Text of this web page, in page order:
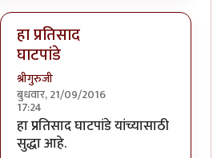
हा प्रतिसाद
घाटपांडे
श्रीगुरुजी
बुधवार, 21/09/2016
17:24
In reply toOk. Sorry. नारळाची शेंडी व
हा प्रतिसाद घाटपांडे यांच्यासाठी
सुद्धा आहे.